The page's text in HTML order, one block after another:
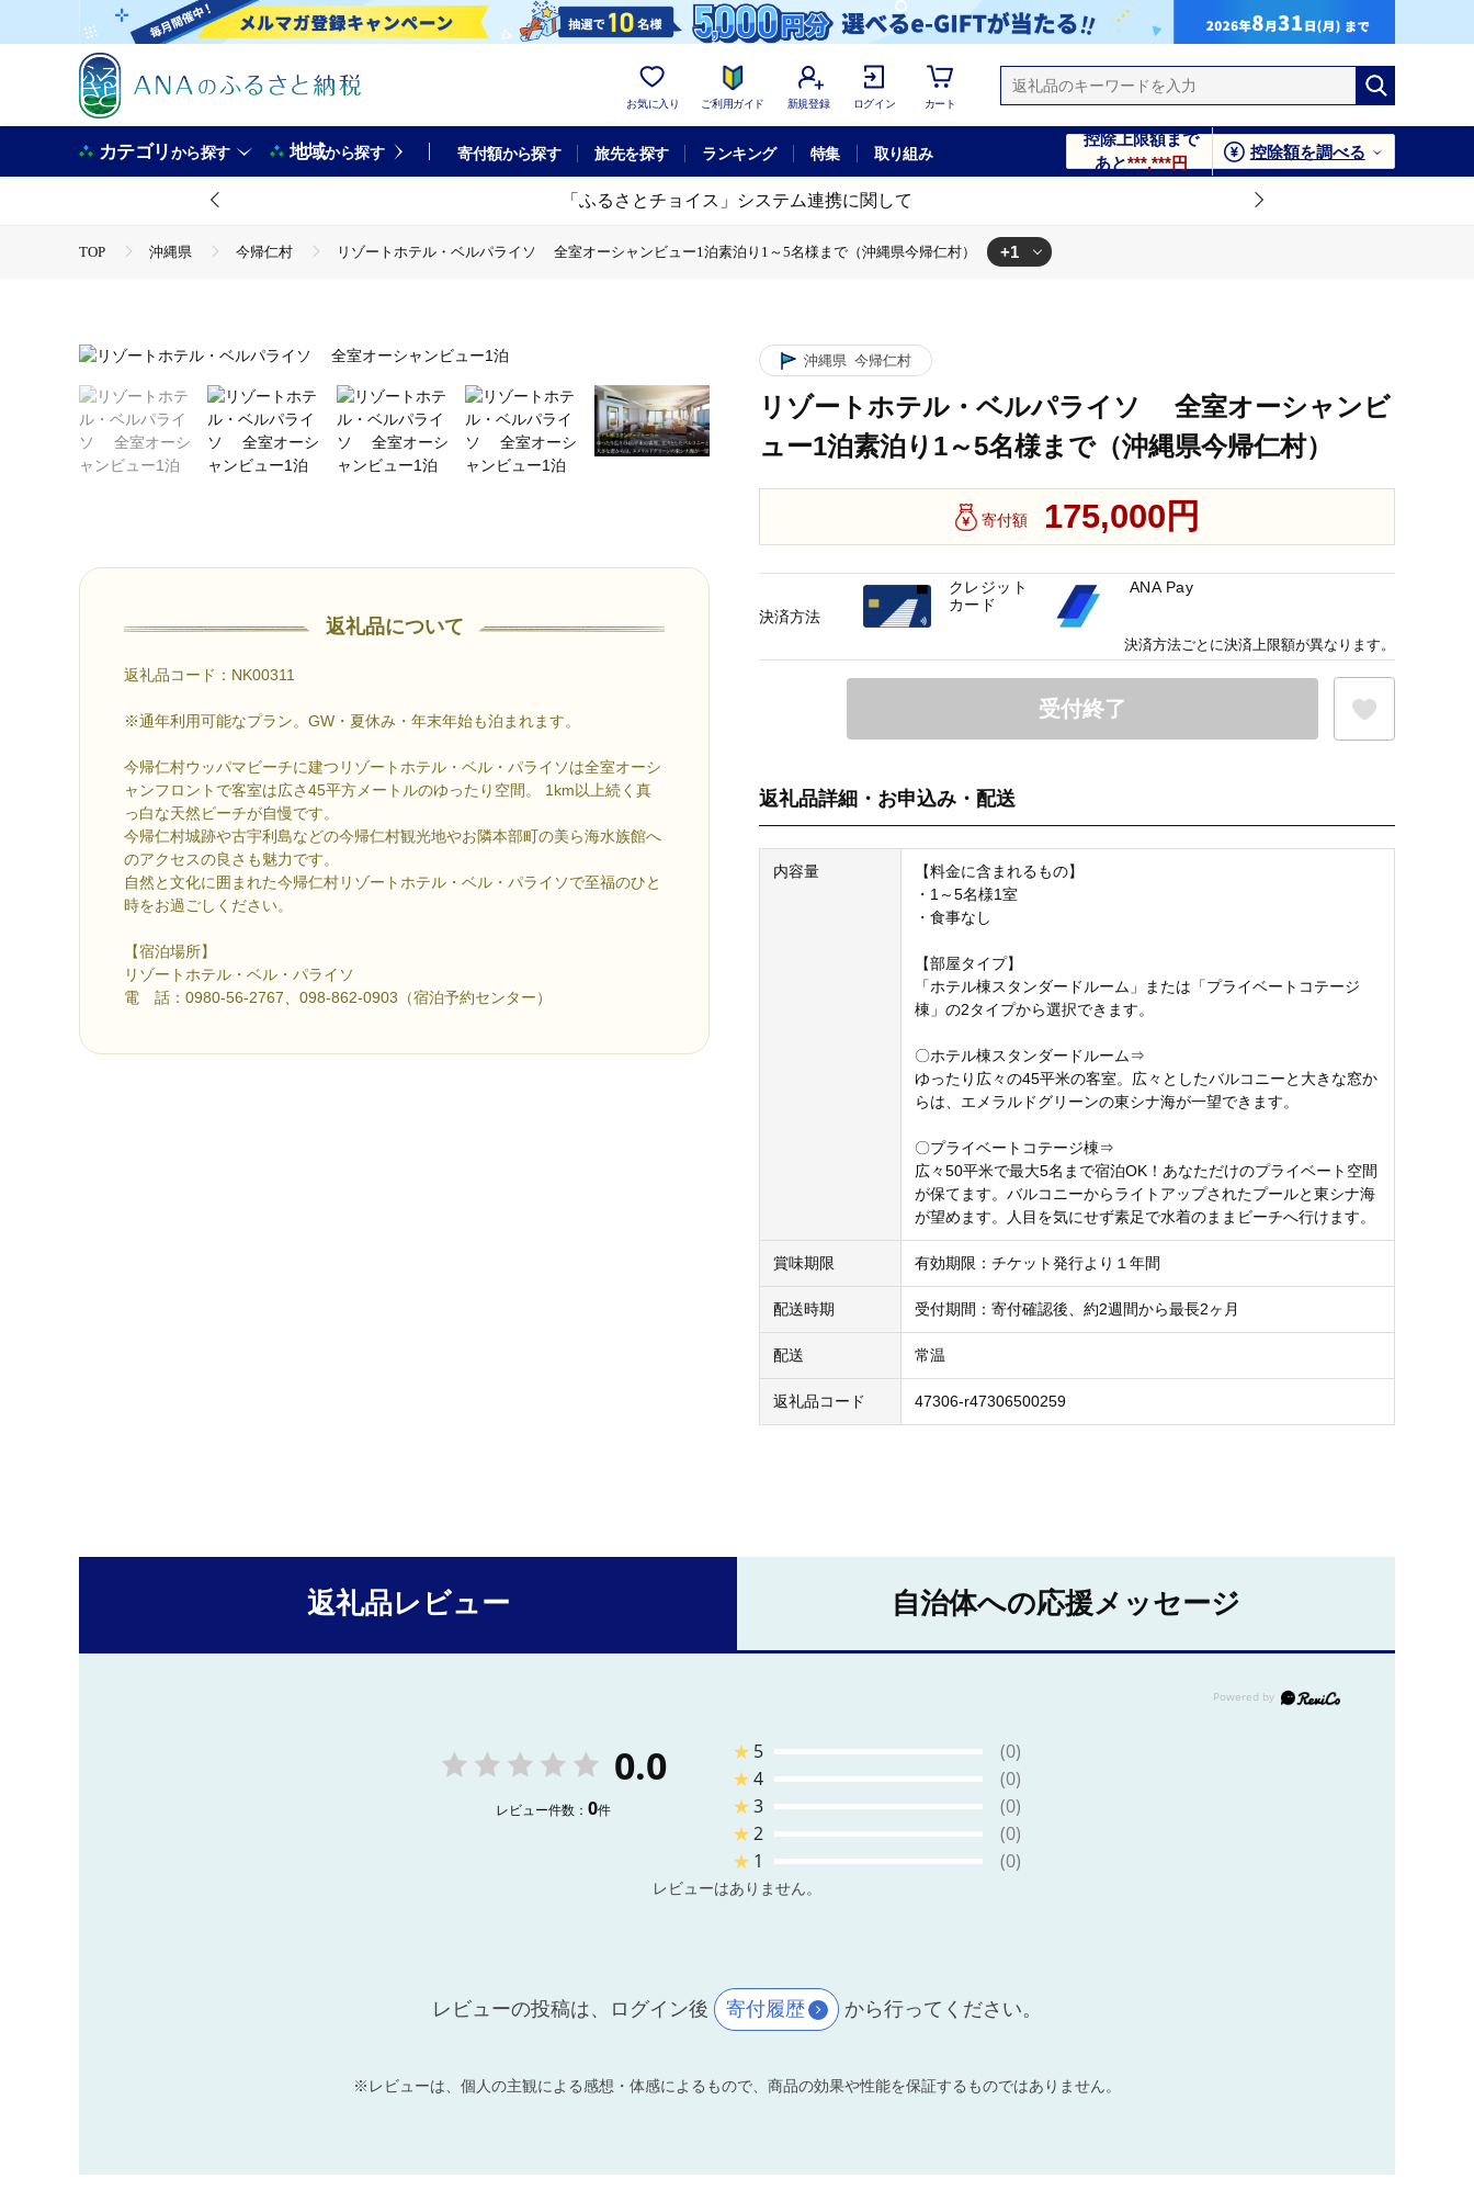
お気に入り ご利用ガイド 新規登録 ログイン カート
カテゴリから探す 地域から探す 寄付額から探す 旅先を探す ランキング 特集 取り組み
控除上限額まで
あと***,***円
控除額を調べる
「ふるさとチョイス」システム連携に関して
TOP 沖縄県 今帰仁村 リゾートホテル・ベルパライソ 全室オーシャンビュー1泊素泊り1～5名様まで（沖縄県今帰仁村） +1
返礼品について
返礼品コード：NK00311
※通年利用可能なプラン。GW・夏休み・年末年始も泊まれます。
今帰仁村ウッパマビーチに建つリゾートホテル・ベル・パライソは全室オーシ
ャンフロントで客室は広さ45平方メートルのゆったり空間。 1km以上続く真
っ白な天然ビーチが自慢です。
今帰仁村城跡や古宇利島などの今帰仁村観光地やお隣本部町の美ら海水族館へ
のアクセスの良さも魅力です。
自然と文化に囲まれた今帰仁村リゾートホテル・ベル・パライソで至福のひと
時をお過ごしください。
【宿泊場所】
リゾートホテル・ベル・パライソ
電 話：0980-56-2767、098-862-0903（宿泊予約センター）
沖縄県 今帰仁村
リゾートホテル・ベルパライソ 全室オーシャンビ
ュー1泊素泊り1～5名様まで（沖縄県今帰仁村）
寄付額 175,000円
受付終了
返礼品詳細・お申込み・配送
内容量
【料金に含まれるもの】
・1～5名様1室
・食事なし
【部屋タイプ】
「ホテル棟スタンダードルーム」または「プライベートコテージ
棟」の2タイプから選択できます。
〇ホテル棟スタンダードルーム⇒
ゆったり広々の45平米の客室。広々としたバルコニーと大きな窓か
らは、エメラルドグリーンの東シナ海が一望できます。
〇プライベートコテージ棟⇒
広々50平米で最大5名まで宿泊OK！あなただけのプライベート空間
が保てます。バルコニーからライトアップされたプールと東シナ海
が望めます。人目を気にせず素足で水着のままビーチへ行けます。
賞味期限 有効期限：チケット発行より１年間
配送時期 受付期間：寄付確認後、約2週間から最長2ヶ月
配送 常温
返礼品コード 47306-r47306500259
決済方法
クレジット
カード
ANA Pay
決済方法ごとに決済上限額が異なります。
返礼品レビュー 自治体への応援メッセージ
0.0
レビュー件数： 0件
★ 5
(0)
★4
(0)
★3
(0)
★2
(0)
★ 1 (0)
レビューはありません。
レビューの投稿は、ログイン後 寄付履歴 から行ってください。
※レビューは、個人の主観による感想・体感によるもので、商品の効果や性能を保証するものではありません。